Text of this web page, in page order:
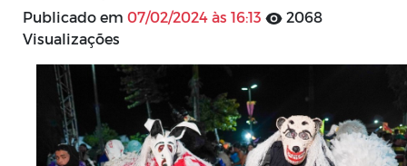
Publicado em 07/02/2024 às 16:13
2068
Visualizações